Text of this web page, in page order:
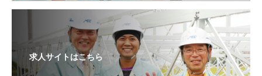
求人サイトはこちら